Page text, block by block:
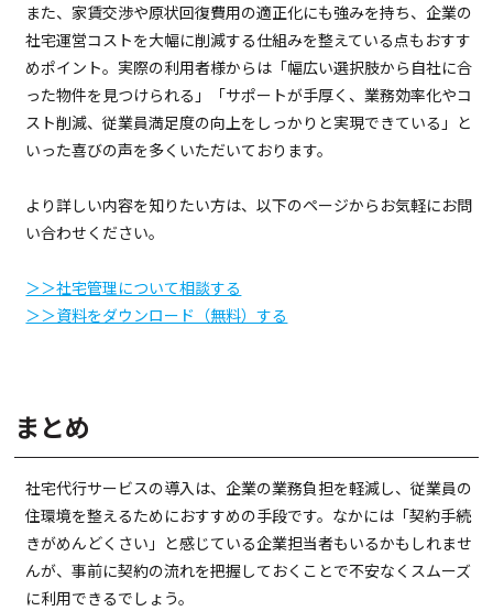
また、家賃交渉や原状回復費用の適正化にも強みを持ち、企業の
社宅運営コストを大幅に削減する仕組みを整えている点もおすす
めポイント。実際の利用者様からは「幅広い選択肢から自社に合
った物件を見つけられる」「サポートが手厚く、業務効率化やコ
スト削減、従業員満足度の向上をしっかりと実現できている」と
いった喜びの声を多くいただいております。
より詳しい内容を知りたい方は、以下のページからお気軽にお問
い合わせください。
＞＞社宅管理について相談する
＞＞資料をダウンロード（無料）する
まとめ
社宅代行サービスの導入は、企業の業務負担を軽減し、従業員の
住環境を整えるためにおすすめの手段です。なかには「契約手続
きがめんどくさい」と感じている企業担当者もいるかもしれませ
んが、事前に契約の流れを把握しておくことで不安なくスムーズ
に利用できるでしょう。